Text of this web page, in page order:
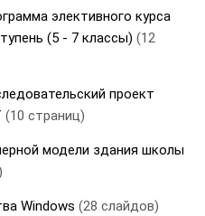
элективного курса
(5 - 7 классы) (12
проект
(10 страниц)
модели здания школы
Windows (28 слайдов)